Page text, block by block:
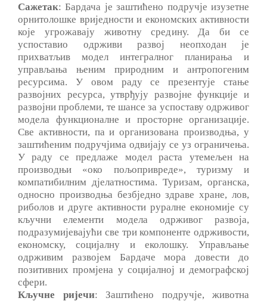
Сажетак: Бардача је заштићено подручје изузетне
орнитолошке вриједности и економских активности
које угрожавају животну средину. Да би се
успоставио одрживи развој неопходан је
прихватљив модел интегралног планирања и
управљања њеним природним и антропогеним
ресурсима. У овом раду се презентује стање
развојних ресурса, утврђују развојне функције и
развојни проблеми, те шансе за успоставу одрживог
модела функционалне и просторне организације.
Све активности, па и организована производња, у
заштићеним подручјима одвијају се уз ограничења.
У раду се предлаже модел раста утемељен на
производњи «око пољопривреде», туризму и
компатибилним дјелатностима. Туризам, органска,
односно производња безбједно здраве хране, лов,
риболов и друге активности руралне економије су
кључни елементи модела одрживог развоја,
подразумијевајући све три компоненте одрживости,
економску, социјалну и еколошку. Управљање
одрживим развојем Бардаче мора довести до
позитивних промјена у социјалној и демографској
сфери.
Кључне ријечи: Заштићено подручје, животна